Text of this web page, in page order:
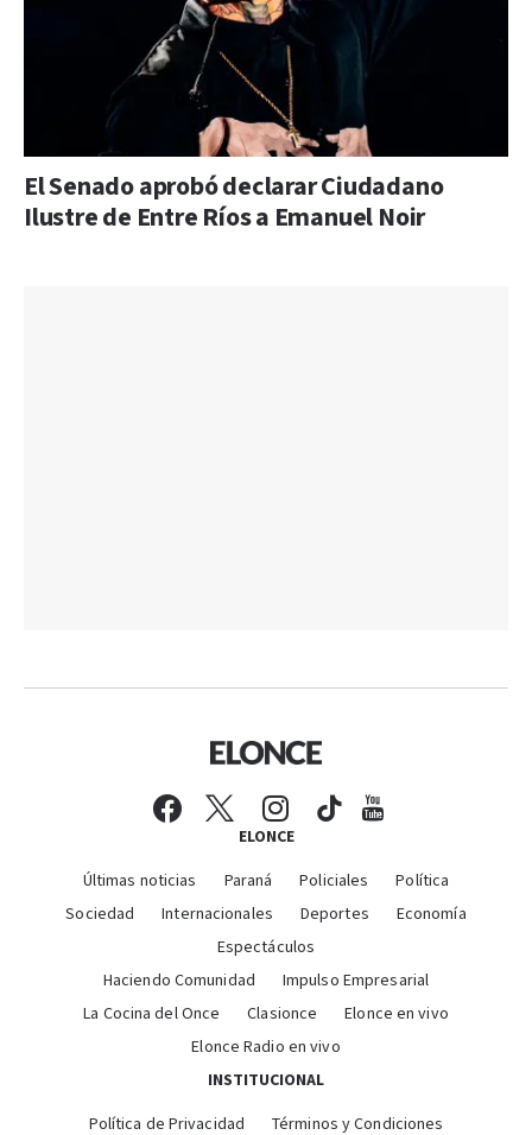
El Senado aprobó declarar Ciudadano
Ilustre de Entre Ríos a Emanuel Noir
ELONCE
Últimas noticias Paraná Policiales
Política
Sociedad
Internacionales Deportes
Economía
Espectáculos
Haciendo Comunidad
Impulso Empresarial
La Cocina del Once
Clasionce
Elonce en vivo
Elonce Radio en vivo
INSTITUCIONAL
Política de Privacidad Términos y Condiciones